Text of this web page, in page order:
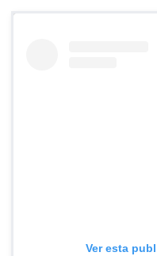
Ver esta